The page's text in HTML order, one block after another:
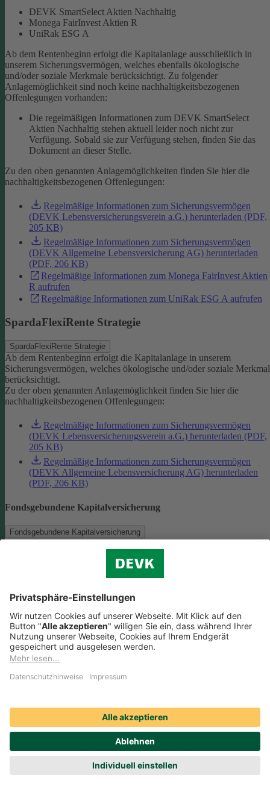
DEVK SmartSelect Aktien Nachhaltig
Monega FairInvest Aktien R
UniRak ESG A
Ab dem Rentenbeginn erfolgt die Kapitalanlage ausschließlich in
unserem Sicherungsvermögen, welches ebenfalls ökologische
und/oder soziale Merkmale berücksichtigt. Zu folgender
Anlagemöglichkeit sind noch keine nachhaltigkeitsbezogenen
Offenlegungen vorhanden:
Die regelmäßigen Informationen zum DEVK SmartSelect
Aktien Nachhaltig stehen aktuell leider noch nicht zur
Verfügung. Sobald sie zur Verfügung stehen, finden Sie das
Dokument an dieser Stelle.
Zu den oben genannten Anlagemöglichkeiten finden Sie hier die
nachhaltigkeitsbezogenen Offenlegungen:
Regelmäßige Informationen zum Sicherungsvermögen
(DEVK Lebensversicherungsverein a.G.) herunterladen (PDF,
205 KB)
Regelmäßige Informationen zum Sicherungsvermögen
(DEVK Allgemeine Lebensversicherung AG) herunterladen
(PDF, 206 KB)
Regelmäßige Informationen zum Monega FairInvest Aktien
R aufrufen
Regelmäßige Informationen zum UniRak ESG A aufrufen
SpardaFlexiRente Strategie
SpardaFlexiRente Strategie
Ab dem Rentenbeginn erfolgt die Kapitalanlage in unserem
Sicherungsvermögen, welches ökologische und/oder soziale
berücksichtigt.
Zu der oben genannten Anlagemöglichkeit finden Sie hier die
nachhaltigkeitsbezogenen Offenlegungen:
Regelmäßige Informationen zum Sicherungsvermögen
(DEVK Lebensversicherungsverein a.G.) herunterladen (PDF,
205 KB)
Regelmäßige Informationen zum Sicherungsvermögen
(DEVK Allgemeine Lebensversicherung AG) herunterladen
(PDF, 206 KB)
Fondsgebundene Kapitalversicherung
Fondsgebundene Kapitalversicherung
Als Anlagemöglichkeit mit ökologischen und/oder sozialen
Zu der oben genannten Anlagemöglichkeit finden Sie hier die
nachhaltigkeitsbezogenen Offenlegungen:
Regelmäßige Informationen zum Monega FairInvest Aktien
R aufrufen
Weitere Rentenversicherungen (nicht fondsgebunden)
ökologische und/oder soziale Merkmale berücksichtigt.Zu der oben
genannten Anlagemöglichkeit finden Sie hier die
nachhaltigkeitsbezogenen Offenlegungen:
Regelmäßige Informationen zum Sicherungsvermögen
(DEVK Lebensversicherungsverein a.G.) herunterladen (PDF,
205 KB)